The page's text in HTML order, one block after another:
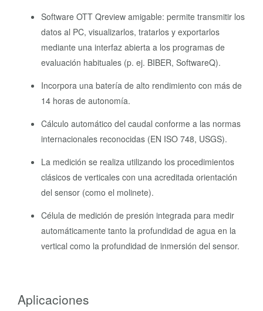
Software OTT Qreview amigable: permite transmitir los
datos al PC, visualizarlos, tratarlos y exportarlos
mediante una interfaz abierta a los programas de
evaluación habituales (p. ej. BIBER, SoftwareQ).
Incorpora una batería de alto rendimiento con más de
14 horas de autonomía.
Cálculo automático del caudal conforme a las normas
internacionales reconocidas (EN ISO 748, USGS).
La medición se realiza utilizando los procedimientos
clásicos de verticales con una acreditada orientación
del sensor (como el molinete).
Célula de medición de presión integrada para medir
automáticamente tanto la profundidad de agua en la
vertical como la profundidad de inmersión del sensor.
Aplicaciones